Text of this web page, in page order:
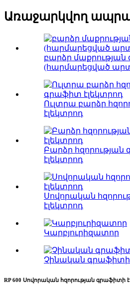
Առաջարկվող
բարձր
(հարմարեցված
Ուլտրա բարձր
էլեկտրոդ
Բարձր հզորության
էլեկտրոդ
Սովորական
էլեկտրոդ
Կարբյուրիզատոր
Չինական գրաֆիտի
RP 600 Սովորական հզորության գրաֆիտի